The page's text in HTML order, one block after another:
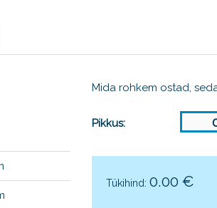
Mida rohkem ostad,
Pikkus:
Tükihind: 0.00 €